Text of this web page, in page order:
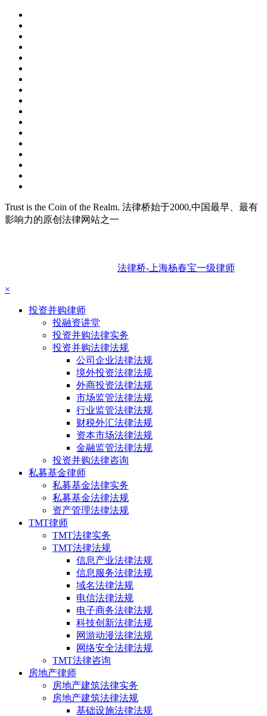
Trust is the Coin of the Realm. 法律桥始于2000,中国最早、最有
影响力的原创法律网站之一
法律桥-上海杨春宝一级律师
×
投资并购律师
投融资讲堂
投资并购法律实务
投资并购法律法规
公司企业法律法规
境外投资法律法规
外商投资法律法规
市场监管法律法规
行业监管法律法规
财税外汇法律法规
资本市场法律法规
金融监管法律法规
投资并购法律咨询
私募基金律师
私募基金法律实务
私募基金法律法规
资产管理法律法规
TMT律师
TMT法律实务
TMT法律法规
信息产业法律法规
信息服务法律法规
域名法律法规
电信法律法规
电子商务法律法规
科技创新法律法规
网游动漫法律法规
网络安全法律法规
TMT法律咨询
房地产律师
房地产建筑法律实务
房地产建筑法律法规
基础设施法律法规